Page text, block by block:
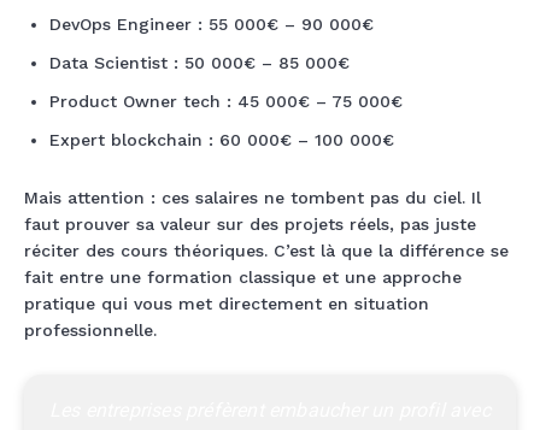
DevOps Engineer : 55 000€ – 90 000€
Data Scientist : 50 000€ – 85 000€
Product Owner tech : 45 000€ – 75 000€
Expert blockchain : 60 000€ – 100 000€
Mais attention : ces salaires ne tombent pas du ciel. Il
faut prouver sa valeur sur des projets réels, pas juste
réciter des cours théoriques. C’est là que la différence se
fait entre une formation classique et une approche
pratique qui vous met directement en situation
professionnelle.